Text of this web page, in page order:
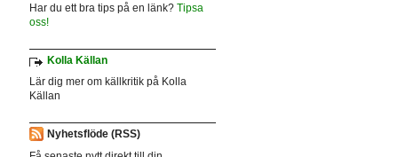
Har du ett bra tips på en länk? Tipsa
oss!
Kolla Källan
Lär dig mer om källkritik på Kolla
Källan
Nyhetsflöde (RSS)